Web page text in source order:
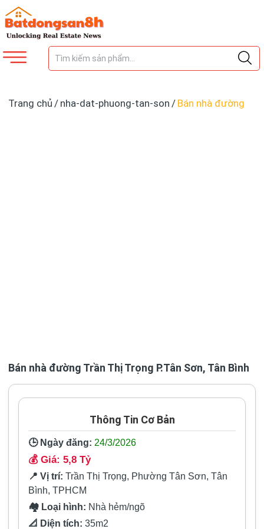
Trang chủ / nha-dat-phuong-tan-son / Bán nhà đường
Bán nhà đường Trần Thị Trọng P.Tân Sơn, Tân Bình
Thông Tin Cơ Bản
🕒 Ngày đăng: 24/3/2026
💰 Giá: 5,8 Tỷ
📍 Vị trí: Trần Thị Trọng, Phường Tân Sơn, Tân
Bình, TPHCM
🏘️ Loại hình: Nhà hẻm/ngõ
📐 Diện tích: 35m2